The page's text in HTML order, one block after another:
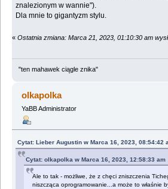
znalezionym w wannie").
Dla mnie to gigantyzm stylu.
« Ostatnia zmiana: Marca 21, 2023, 01:10:30 am
"ten mahawek ciągle znika"
olkapolka
YaBB Administrator
Cytat: Lieber Augustin w Marca 16, 2023, 08:54:42
Cytat: olkapolka w Marca 16, 2023, 12:58:33 am
Ale to tak - możliwe, że z chęci zniszczenia
niszcząca oprogramowanie...a może to właśnie